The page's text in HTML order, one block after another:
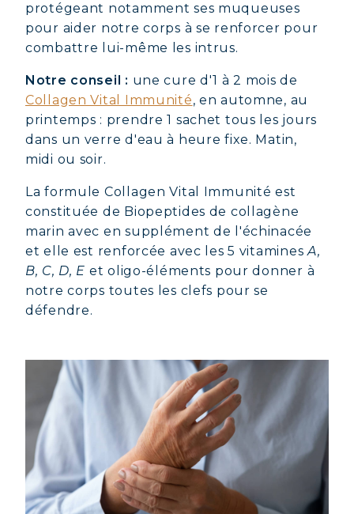
COLLAGÈNE MARIN : PEAU,
COVÉLINE, SÉRUM EXPERT
COLLAGÈNE BEAUTÉ : PEAU,
CHEVEUX & ONGLES SUBLIMES
COLLAGÈNE SPORT : FORCE,
ENDURANCE & RÉCUPÉRATION
COLLAGÈNE DÉTOX : AFFINEZ ET
RAFFERMISSEZ VOTRE CORPS
protégeant notamment ses muqueuses
pour aider notre corps à se renforcer pour
combattre lui-même les intrus.
Notre conseil : une cure d'1 à 2 mois de
Collagen Vital Immunité, en automne, au
printemps : prendre 1 sachet tous les jours
dans un verre d'eau à heure fixe. Matin,
midi ou soir.
La formule Collagen Vital Immunité est
constituée de Biopeptides de collagène
marin avec en supplément de l'échinacée
et elle est renforcée avec les 5 vitaminesA,
B, C, D, E et oligo-éléments pour donner à
notre corps toutes les clefs pour se
défendre.